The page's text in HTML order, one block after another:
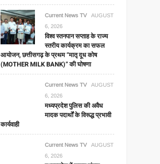
Current News TV
AUGUST
6, 2026
विश्व स्तनपान सप्ताह के राज्य
स्तरीय कार्यक्रम का सफल
आयोजन, छत्तीसगढ़ के प्रथम “मातृ दूध कोष
(MOTHER MILK BANK)” की घोषणा
Current News TV
AUGUST
6, 2026
मध्यप्रदेश पुलिस की अवैध
मादक पदार्थों के विरूद्ध प्रभावी
कार्यवाही
Current News TV
AUGUST
6, 2026